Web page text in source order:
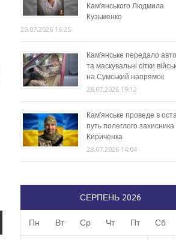
Кам’янського Людмила
Кузьменко
29.07.2026 16:25
Кам’янське передало
та маскувальні сітки
на Сумський напрямок
28.07.2026 19:12
Кам’янське проведе в
путь полеглого захисника
Кириченка
28.07.2026 14:04
СЕРПЕНЬ 2026
Пн Вт Ср Чт Пт Сб